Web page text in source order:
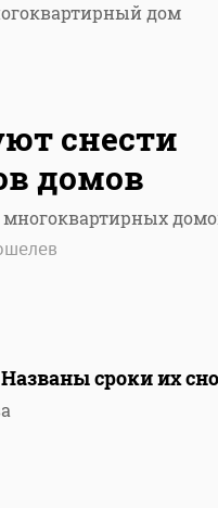
дом
снести
домов
многоквартирных
сроки их